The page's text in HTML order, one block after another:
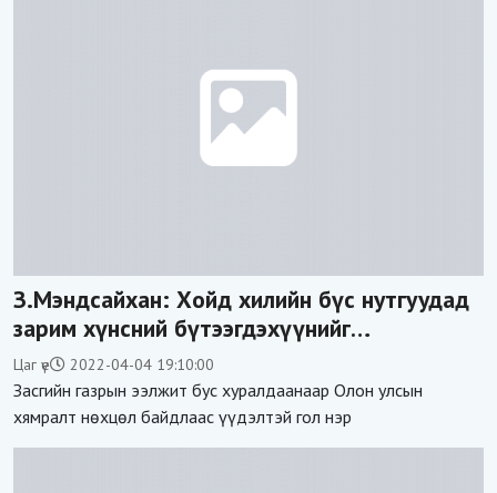
З.Мэндсайхан: Хойд хилийн бүс нутгуудад
зарим хүнсний бүтээгдэхүүнийг
жижиглэнгээр экспортлоход хязгаар
тогтооно
Цаг үе 2022-04-04 19:10:00
Засгийн газрын ээлжит бус хуралдаанаар Олон улсын
хямралт нөхцөл байдлаас үүдэлтэй гол нэр